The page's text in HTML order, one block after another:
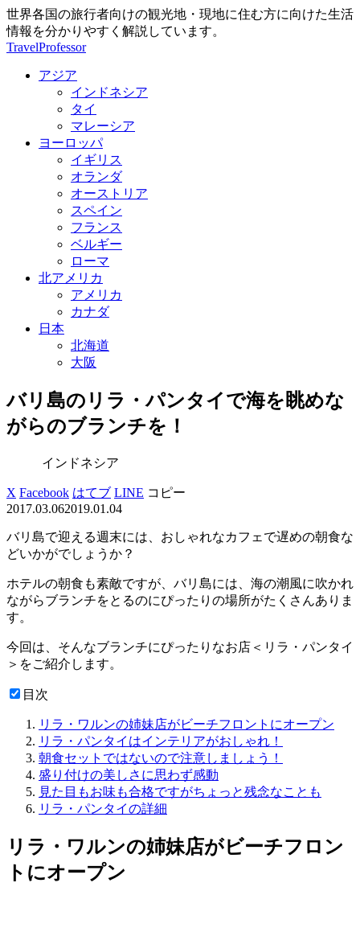
世界各国の旅行者向けの観光地・現地に住む方に向けた生活
情報を分かりやすく解説しています。
TravelProfessor
アジア
インドネシア
タイ
マレーシア
ヨーロッパ
イギリス
オランダ
オーストリア
スペイン
フランス
ベルギー
ローマ
北アメリカ
アメリカ
カナダ
日本
北海道
大阪
バリ島のリラ・パンタイで海を眺めな
がらのブランチを！
インドネシア
X Facebook はてブ LINE コピー
2017.03.062019.01.04
バリ島で迎える週末には、おしゃれなカフェで遅めの朝食な
どいかがでしょうか？
ホテルの朝食も素敵ですが、バリ島には、海の潮風に吹かれ
ながらブランチをとるのにぴったりの場所がたくさんありま
す。
今回は、そんなブランチにぴったりなお店＜リラ・パンタイ
＞をご紹介します。
目次
リラ・ワルンの姉妹店がビーチフロントにオープン
リラ・パンタイはインテリアがおしゃれ！
朝食セットではないので注意しましょう！
盛り付けの美しさに思わず感動
見た目もお味も合格ですがちょっと残念なことも
リラ・パンタイの詳細
リラ・ワルンの姉妹店がビーチフロン
トにオープン